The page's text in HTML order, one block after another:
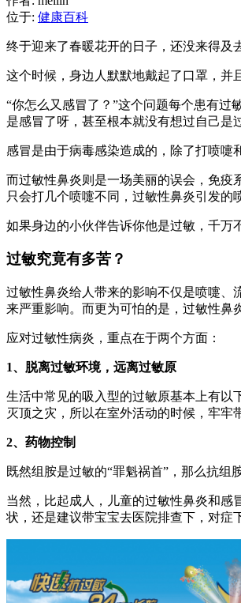
位于: 健康百科
终于迎来了春暖花开的日子，还没来得及
这个时候，身边人默默地戴起了口罩，
“你怎么又感冒了？”这个问题每个患有
是感冒了呀，甚至根本就没有想过自己是
感冒是由于病毒感染造成的，除了打喷嚏
而过敏性鼻炎则是一场美丽的误会，免疫
只会打几个喷嚏不同，过敏性鼻炎引发的
如果身边的小伙伴告诉你他是过敏，千
过敏究竟有多苦？
过敏性鼻炎给人带来的影响不仅是喷嚏、
来严重影响。而更为可怕的是，过敏性鼻
应对过敏性病炎，重点在于两个方面：
1、脱离过敏环境，远离过敏原
生活中常见的吸入型的过敏原基本上有以
灭顶之灾，所以在室外活动的时候，牢牢
2、药物控制
既然组胺是过敏的“罪魁祸首”，那么抗组
当然，比起成人，儿童的过敏性鼻炎和感
状，还是建议带宝宝去医院排查下，对症